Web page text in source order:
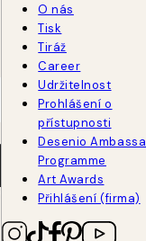
O nás
Tisk
Tiráž
Career
Udržitelnost
Prohlášení o
přístupnosti
Desenio
Programme
Art Awards
Přihlášení (firma)